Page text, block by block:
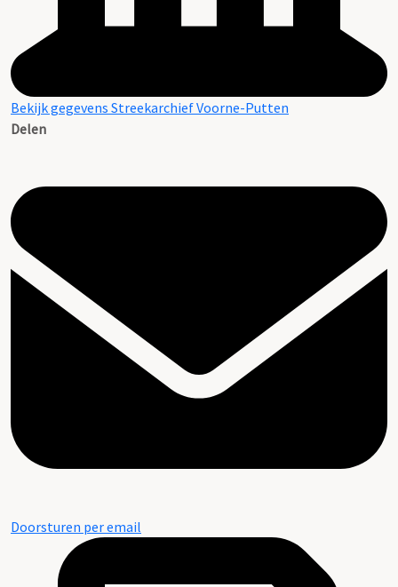
Bekijk gegevens Streekarchief Voorne-Putten
Delen
Doorsturen per email